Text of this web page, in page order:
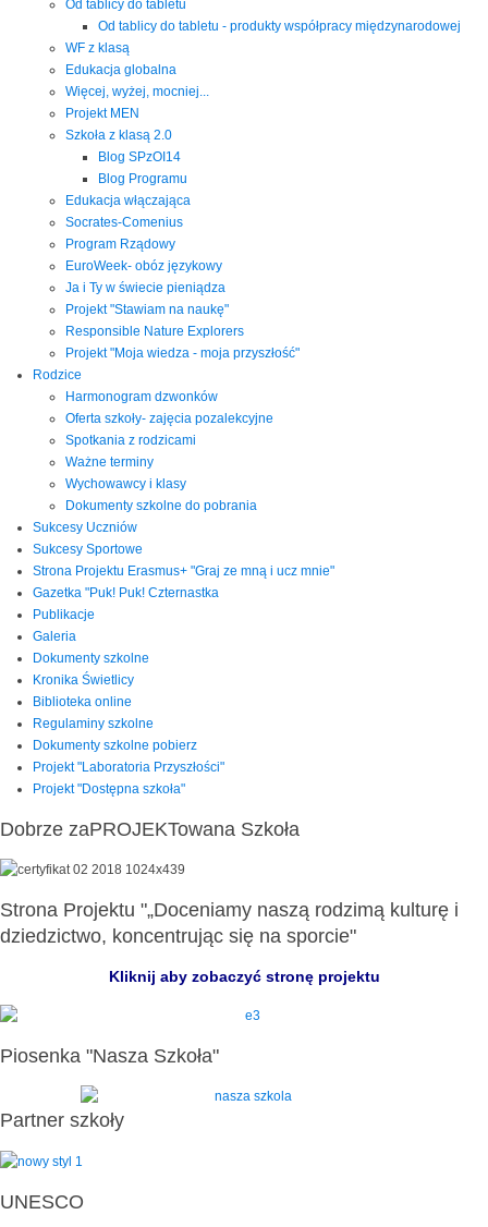
Od tablicy do tabletu
Od tablicy do tabletu - produkty współpracy międzynarodowej
WF z klasą
Edukacja globalna
Więcej, wyżej, mocniej...
Projekt MEN
Szkoła z klasą 2.0
Blog SPzOI14
Blog Programu
Edukacja włączająca
Socrates-Comenius
Program Rządowy
EuroWeek- obóz językowy
Ja i Ty w świecie pieniądza
Projekt "Stawiam na naukę"
Responsible Nature Explorers
Projekt "Moja wiedza - moja przyszłość"
Rodzice
Harmonogram dzwonków
Oferta szkoły- zajęcia pozalekcyjne
Spotkania z rodzicami
Ważne terminy
Wychowawcy i klasy
Dokumenty szkolne do pobrania
Sukcesy Uczniów
Sukcesy Sportowe
Strona Projektu Erasmus+ "Graj ze mną i ucz mnie"
Gazetka "Puk! Puk! Czternastka
Publikacje
Galeria
Dokumenty szkolne
Kronika Świetlicy
Biblioteka online
Regulaminy szkolne
Dokumenty szkolne pobierz
Projekt "Laboratoria Przyszłości"
Projekt "Dostępna szkoła"
Dobrze zaPROJEKTowana Szkoła
Strona Projektu "„Doceniamy naszą rodzimą kulturę i
dziedzictwo, koncentrując się na sporcie"
Kliknij aby zobaczyć stronę projektu
Piosenka "Nasza Szkoła"
Partner szkoły
UNESCO